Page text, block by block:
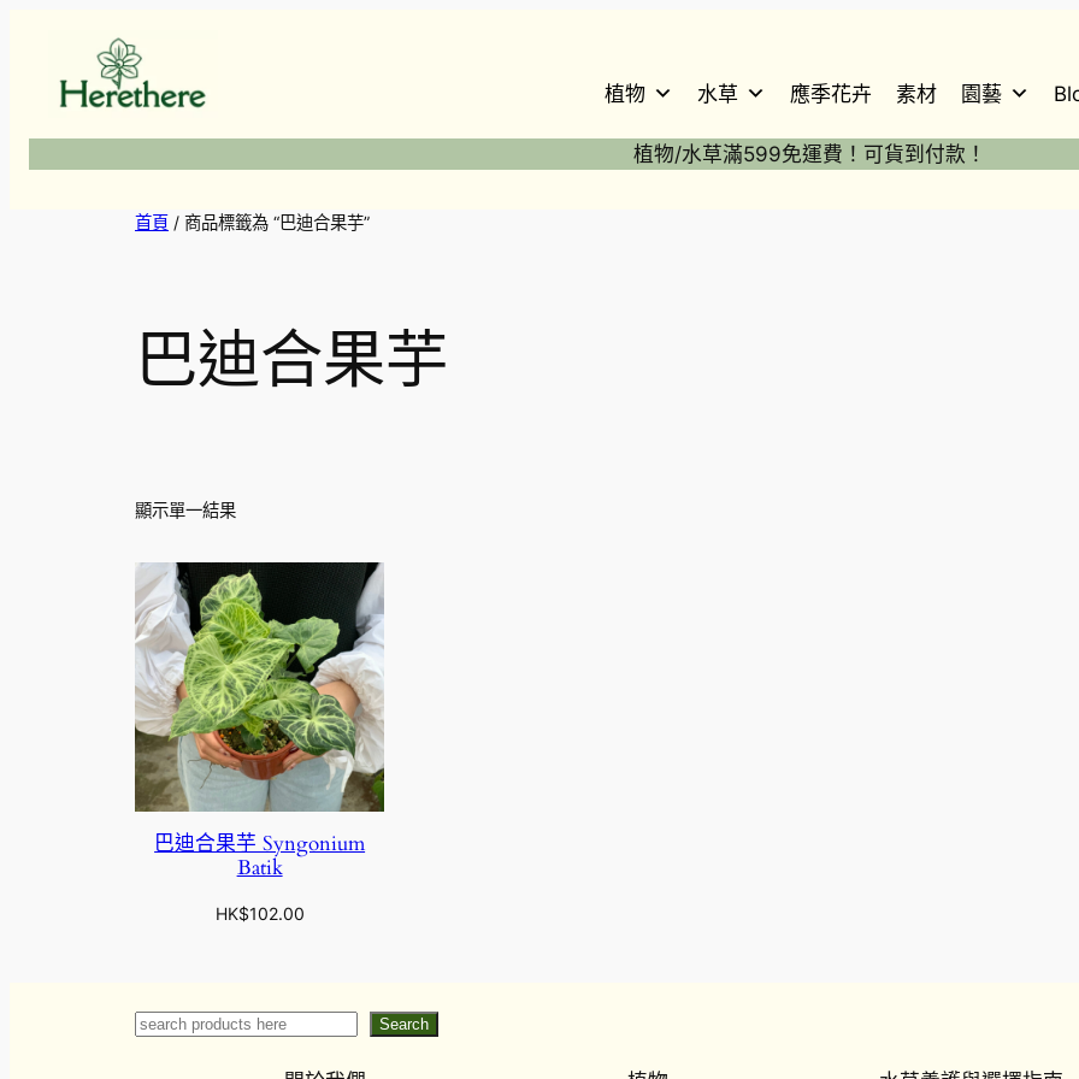
植物 水草 應季花卉 素材 園藝
植物/水草滿599免運費！可貨到付款！
首頁 / 商品標籤為 “巴迪合果芋”
巴迪合果芋
顯示單一結果
巴迪合果芋 Syngonium
Batik
HK$102.00
Search Search